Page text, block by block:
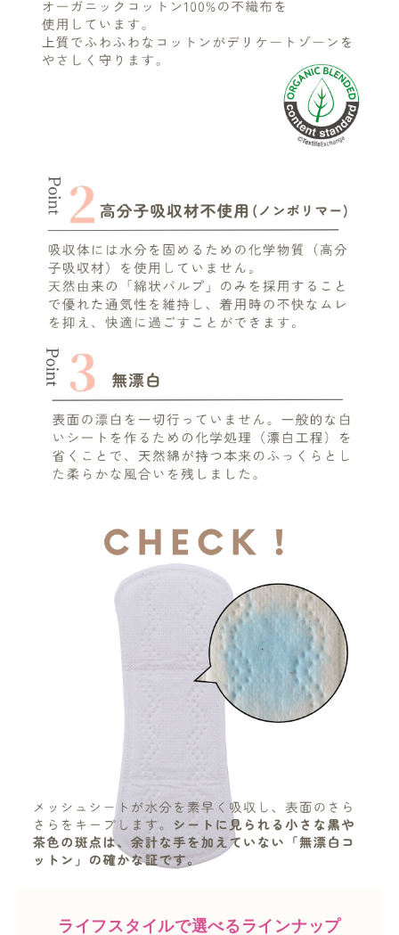
ライフスタイルで選べるラインナップ